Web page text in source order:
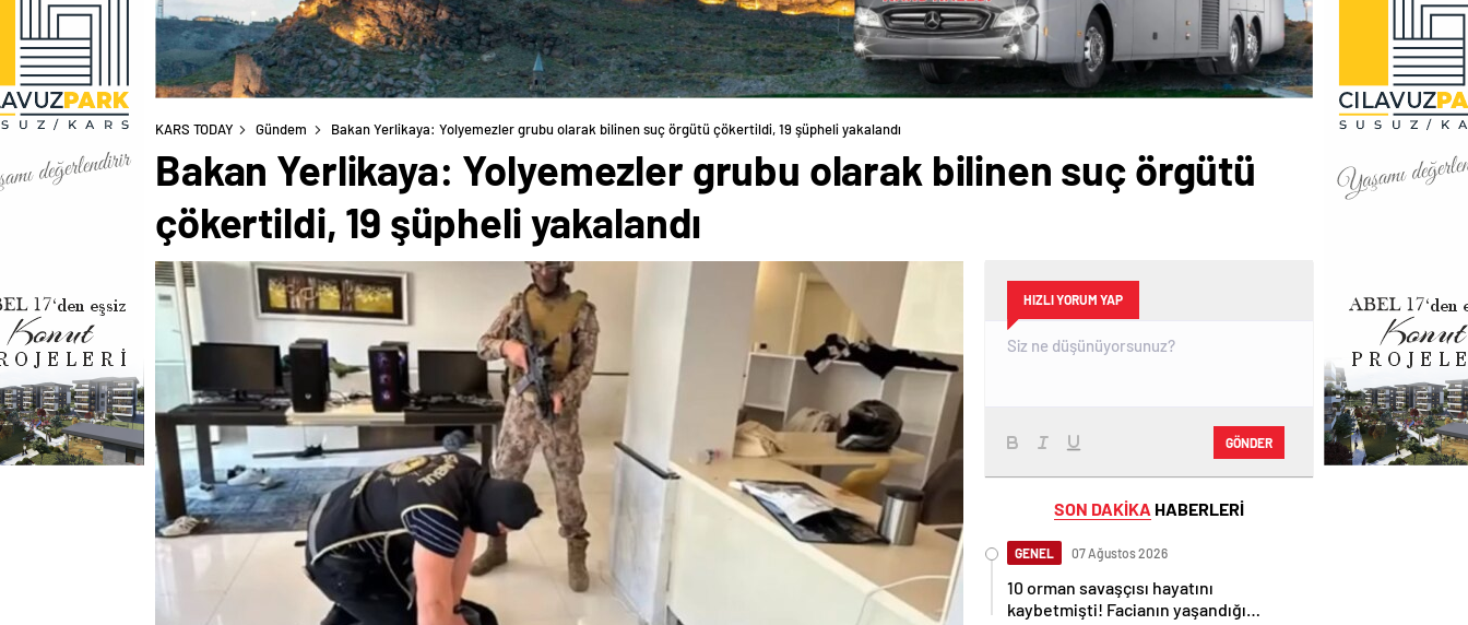
KARS TODAY Gündem Bakan Yerlikaya: Yolyemezler grubu olarak bilinen suç örgütü çökertildi, 19 şüpheli yakalandı
Bakan Yerlikaya: Yolyemezler grubu olarak bilinen suç örgütü
çökertildi, 19 şüpheli yakalandı
HIZLI YORUM YAP
GÖNDER
SON DAKİKA HABERLERİ
GENEL 07 Ağustos 2026
10 orman savaşçısı hayatını
kaybetmişti! Facianın yaşandığı